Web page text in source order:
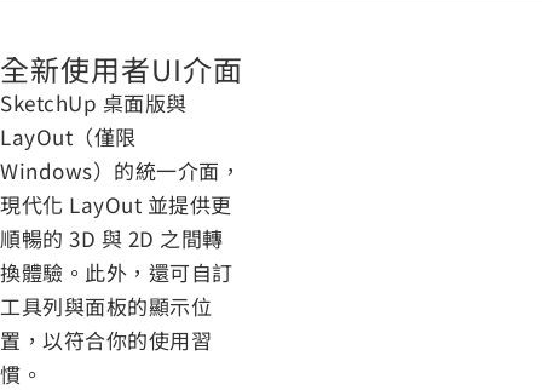
全新使用者UI介面
SketchUp 桌面版與
LayOut（僅限
Windows）的統一介面，
現代化 LayOut 並提供更
順暢的 3D 與 2D 之間轉
換體驗。此外，還可自訂
工具列與面板的顯示位
置，以符合你的使用習
慣。